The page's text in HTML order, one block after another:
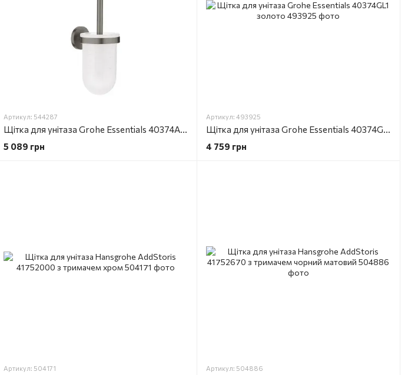
Артикул: 544287
Щітка для унітаза Grohe Essentials 40374AL1 графіт
5 089 грн
Артикул: 493925
Щітка для унітаза Grohe Essentials 40374GL1 золото
4 759 грн
Артикул: 504171 Артикул: 504886